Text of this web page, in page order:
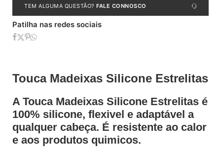
TEM ALGUMA QUESTÃO? FALE CONNOSCO
Patilha nas redes sociais
Touca Madeixas Silicone Estrelitas
A Touca Madeixas Silicone Estrelitas é
100% silicone, flexivel e adaptável a
qualquer cabeça. É resistente ao calor
e aos produtos quimicos.